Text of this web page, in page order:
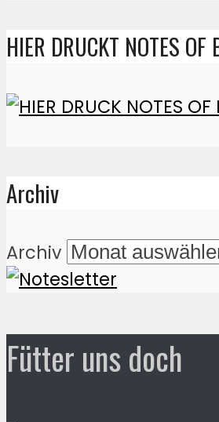
HIER DRUCKT NOTES OF
Archiv
Archiv
Fütter uns doch